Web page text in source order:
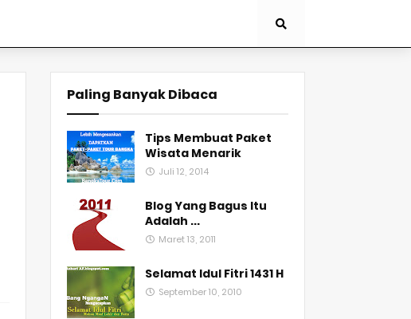
Paling Banyak Dibaca
Tips Membuat Paket
Wisata Menarik
Juli 12, 2014
Blog Yang Bagus Itu
Adalah ...
Maret 13, 2011
Selamat Idul Fitri 1431 H
September 10, 2010